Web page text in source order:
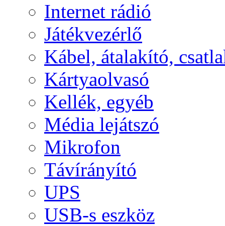
Internet rádió
Játékvezérlő
Kábel, átalakító,
Kártyaolvasó
Kellék, egyéb
Média lejátszó
Mikrofon
Távírányító
UPS
USB-s eszköz